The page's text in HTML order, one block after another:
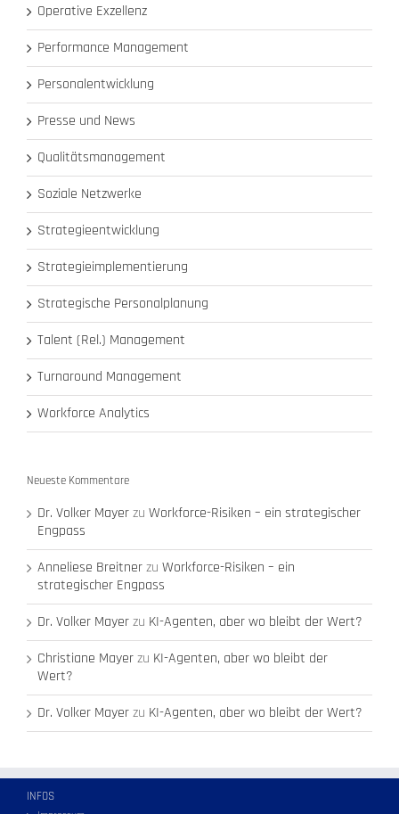
Operative Exzellenz
Performance Management
Personalentwicklung
Presse und News
Qualitätsmanagement
Soziale Netzwerke
Strategieentwicklung
Strategieimplementierung
Strategische Personalplanung
Talent (Rel.) Management
Turnaround Management
Workforce Analytics
Neueste Kommentare
Dr. Volker Mayerzu Workforce-Risiken – ein strategischer
Engpass
Anneliese Breitnerzu Workforce-Risiken – ein
strategischer Engpass
Dr. Volker Mayerzu KI-Agenten, aber wo bleibt der Wert?
Christiane Mayerzu KI-Agenten, aber wo bleibt der
Wert?
Dr. Volker Mayerzu KI-Agenten, aber wo bleibt der Wert?
INFOS